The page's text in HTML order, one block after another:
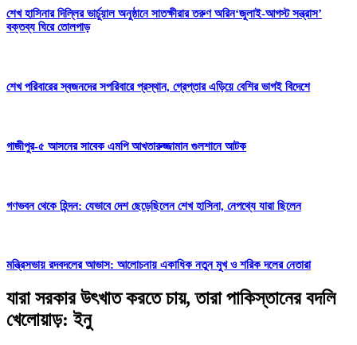
শেখ হাসিনার দিল্লির ভার্চুয়াল অনুষ্ঠানে সাতক্ষীরার তরুণ অরিন‘জুলাই-আগস্ট সন্ত্রাস’
বক্তব্য ঘিরে তোলপাড়
শেখ পরিবারের স্বজনদের সপরিবারে প্রস্থান, গ্রেপ্তার এড়িয়ে বেশির ভাগই বিদেশে
গাজীপুর-৫ আসনের সাবেক এমপি আখতারুজ্জামান গুলশানে আটক
গণভবন থেকে হিন্দন: যেভাবে দেশ ছেড়েছিলেন শেখ হাসিনা, নেপথ্যে যারা ছিলেন
মন্ত্রিসভায় রদবদলের আভাস: আলোচনায় একাধিক নতুন মুখ ও শরিক দলের নেতারা
যারা সরকার উৎখাত করতে চায়, তারা পাকিস্তানের বদলি
খেলোয়াড়: ইনু